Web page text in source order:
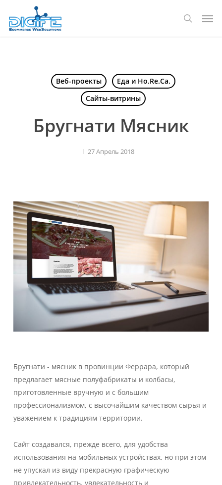
основному
поиск
Веб-проекты
Еда и Ho.Re.Ca.
Сайты-витрины
Бругнати Мясник
27 Апрель 2018
Бругнати - мясник в провинции Феррара, который
предлагает мясные полуфабрикаты и колбасы,
приготовленные вручную и с большим
профессионализмом, с высочайшим качеством сырья и
уважением к традициям территории.
Сайт создавался, прежде всего, для удобства
использования на мобильных устройствах, но при этом
не упускал из виду прекрасную графическую
привлекательность, увлекательность и